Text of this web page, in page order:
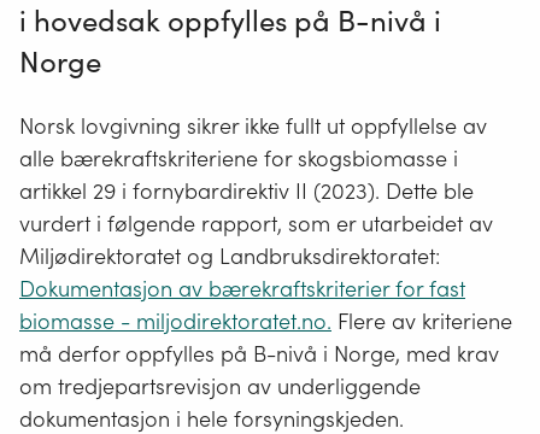
i hovedsak oppfylles på B-nivå i
Norge
Norsk lovgivning sikrer ikke fullt ut oppfyllelse av
alle bærekraftskriteriene for skogsbiomasse i
artikkel 29 i fornybardirektiv II (2023). Dette ble
vurdert i følgende rapport, som er utarbeidet av
Miljødirektoratet og Landbruksdirektoratet:
Dokumentasjon av bærekraftskriterier for fast
biomasse - miljodirektoratet.no. Flere av kriteriene
må derfor oppfylles på B-nivå i Norge, med krav
om tredjepartsrevisjon av underliggende
dokumentasjon i hele forsyningskjeden.